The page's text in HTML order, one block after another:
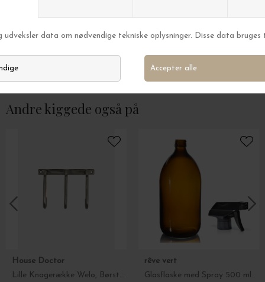
Mette Ditmer
Knager Point Mørkbejdset Eg, Large
DKK 99,95
Mette Ditmer
Art Piece Sitting
Andre kiggede også på
House Doctor
Lille Knagerække Welo, Børstet sølvfinish
rêve vert
Glasflaske med Spray 500 ml.